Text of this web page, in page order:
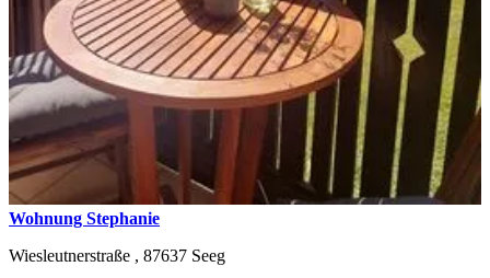
Wohnung Stephanie
Wiesleutnerstraße , 87637 Seeg